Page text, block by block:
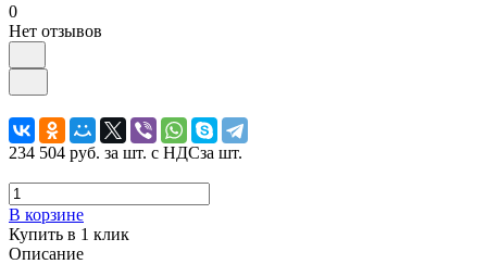
0
Нет отзывов
234 504 руб. за шт. с НДСза шт.
В корзине
Купить в 1 клик
Описание